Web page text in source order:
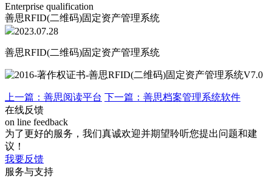
Enterprise qualification
善思RFID(二维码)固定资产管理系统
2023.07.28
善思RFID(二维码)固定资产管理系统
上一篇：善思阅读平台 下一篇：善思档案管理系统软件
在线反馈
on line feedback
为了更好的服务，我们真诚欢迎并期望聆听您提出问题和建
议！
我要反馈
服务与支持